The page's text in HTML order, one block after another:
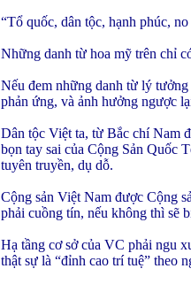
“Tổ quốc, dân tộc, hạnh phúc,
Những danh từ hoa mỹ trên chỉ
Nếu đem những danh từ lý
phản ứng, và ảnh hưởng ngược
Dân tộc Việt ta, từ Bắc chí Nam
bọn tay sai của Cộng Sản Quốc
tuyên truyền, dụ dỗ.
Cộng sản Việt Nam được Cộng
phải cuồng tín, nếu không thì sẽ
Hạ tầng cơ sở của VC phải ngu
thật sự là “đỉnh cao trí tuệ” theo